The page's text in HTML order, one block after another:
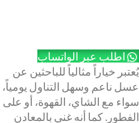
اطلب عبر الواتساب
يُعتبر خياراً مثالياً للباحثين عن
عسل ناعم وسهل التناول يومياً،
سواء مع الشاي، القهوة، أو على
الفطور. كما أنه غني بالمعادن